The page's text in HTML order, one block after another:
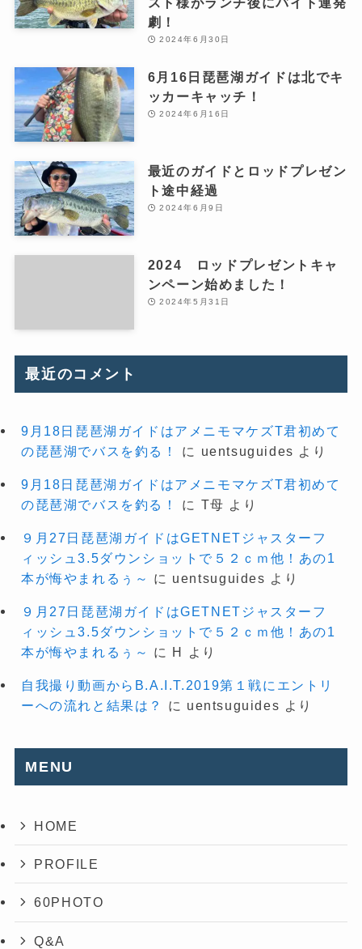
劇！
2024年6月30日
6月16日琵琶湖ガイドは北でキ
ッカーキャッチ！
2024年6月16日
最近のガイドとロッドプレゼン
ト途中経過
2024年6月9日
2024 ロッドプレゼントキャ
ンペーン始めました！
2024年5月31日
最近のコメント
9月18日琵琶湖ガイドはアメニモマケズT君初めて
の琵琶湖でバスを釣る！
に uentsuguides より
9月18日琵琶湖ガイドはアメニモマケズT君初めて
の琵琶湖でバスを釣る！
に T母 より
９月27日琵琶湖ガイドはGETNETジャスターフ
ィッシュ3.5ダウンショットで５２ｃｍ他！あの1
本が悔やまれるぅ～
に uentsuguides より
９月27日琵琶湖ガイドはGETNETジャスターフ
ィッシュ3.5ダウンショットで５２ｃｍ他！あの1
本が悔やまれるぅ～
に H より
自我撮り動画からB.A.I.T.2019第１戦にエントリ
ーへの流れと結果は？
に uentsuguides より
MENU
HOME
PROFILE
60PHOTO
Q&A